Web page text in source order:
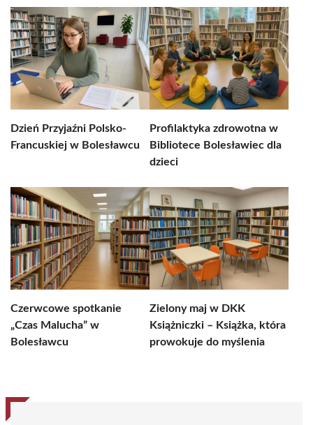
Dzień Przyjaźni Polsko-
Francuskiej w Bolesławcu
Profilaktyka zdrowotna w
Bibliotece Bolesławiec dla
dzieci
Czerwcowe spotkanie
„Czas Malucha” w
Bolesławcu
Zielony maj w DKK
Książniczki – Książka, która
prowokuje do myślenia